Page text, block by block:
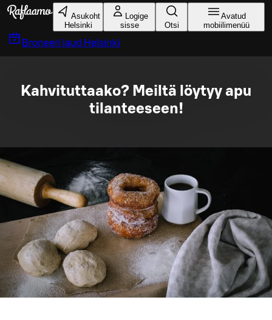
Liigu peamise sisu juurde
Asukoht
Helsinki
Logige
sisse
Otsi
Avatud
mobiilimenüü
Broneeri laud Helsinki
Kahvituttaako? Meiltä löytyy apu
tilanteeseen!